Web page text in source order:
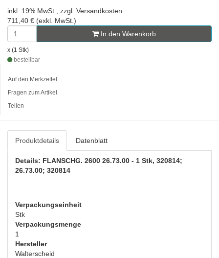
inkl. 19% MwSt., zzgl. Versandkosten
711,40 € (exkl. MwSt.)
In den Warenkorb
x (1 Stk)
bestellbar
Auf den Merkzettel
Fragen zum Artikel
Teilen
Produktdetails Datenblatt
Details: FLANSCHG. 2600 26.73.00 - 1 Stk, 320814;
26.73.00; 320814
Verpackungseinheit
Stk
Verpackungsmenge
1
Hersteller
Walterscheid